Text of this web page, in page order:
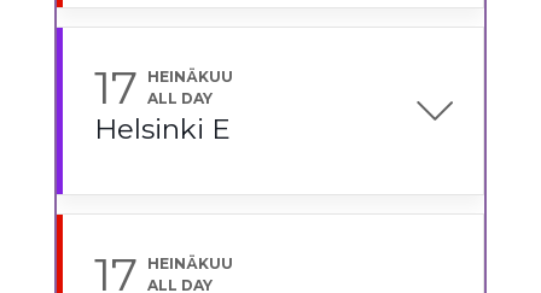
17
HEINÄKUU
ALL DAY
Helsinki E
17
HEINÄKUU
ALL DAY